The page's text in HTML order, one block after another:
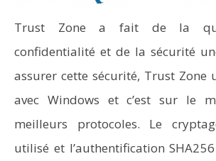
Trust Zone a fait de la
confidentialité et de la sécurité
assurer cette sécurité, Trust Zone
avec Windows et c’est sur le
meilleurs protocoles. Le
utilisé et l’authentification